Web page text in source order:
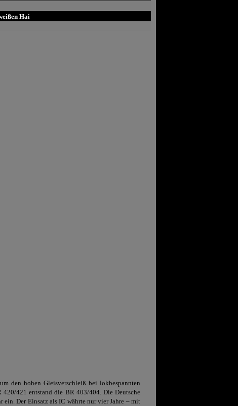
Hai
den hohen Gleisverschleiß bei lokbespannten
420/421 entstand die BR 403/404. Die Deutsche
ein. Der Einsatz als IC währte nur vier Jahre – mit